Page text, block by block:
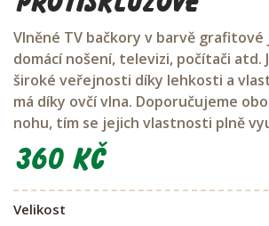
Vlněné TV bačkory v barvě grafitové
domácí nošení, televizi, počítači atd.
široké veřejnosti díky lehkosti a
má díky ovčí vlna. Doporučujeme
nohu, tím se jejich vlastnosti plně
360 Kč
Velikost